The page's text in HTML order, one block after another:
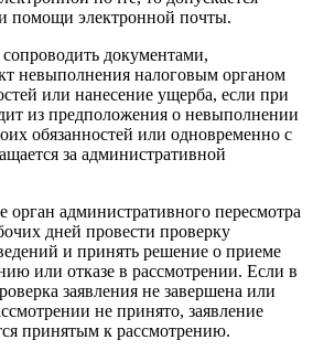
помощи электронной почты.
документами,
невыполнения налоговым органом
или нанесение ущерба, если при
из предположения о невыполнении
обязанностей или одновременно с
за административной
административного пересмотра
дней провести проверку
и принять решение о приеме
или отказе в рассмотрении. Если в
заявления не завершена или
не принято, заявление
принятым к рассмотрению.